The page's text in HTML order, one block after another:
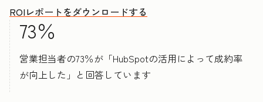
ROIレポートをダウンロードする
73％
営業担当者の73％が「HubSpotの活用によって成約率
が向上した」と回答しています